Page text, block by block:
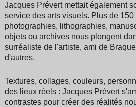
Jacques Prévert mettait également
service des arts visuels. Plus de
photographies, lithographies,
objets ou archives nous plongent
surréaliste de l'artiste, ami de
d'autres.
Textures, collages, couleurs,
des lieux réels : Jacques Prévert
contrastes pour créer des réalités